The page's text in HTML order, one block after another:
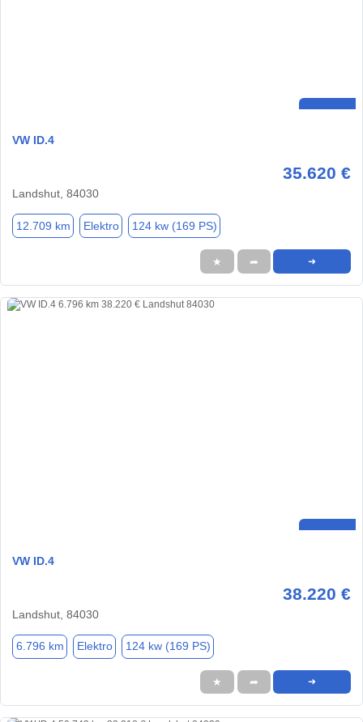
VW ID.4
35.620 €
Landshut, 84030
12.709 km Elektro 124 kw (169 PS)
★ ➦ ➜
VW ID.4
38.220 €
Landshut, 84030
6.796 km Elektro 124 kw (169 PS)
★ ➦ ➜